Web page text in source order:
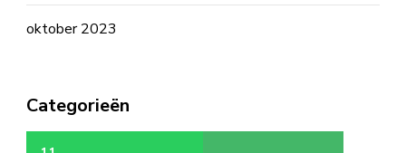
oktober 2023
Categorieën